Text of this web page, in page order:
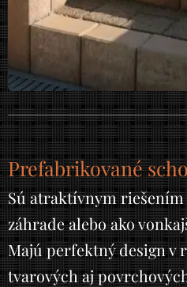
Prefabrikované
Sú atraktívnym
záhrade alebo ako
Majú perfektný design v
tvarových aj